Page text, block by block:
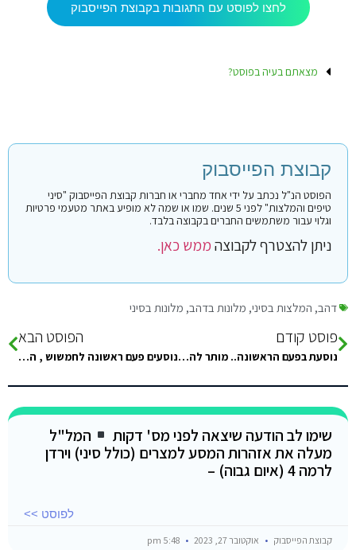
לחצו לפוסט עם התגובות בקבוצת הפייסבוק
מצאתם בעיה בפוסט?
קבוצת הפייסבוק
הפוסט הנ"ל נכתב על ידי אחד מחברי או חברות קבוצת הפייסבוק "סיני
טיפים והמלצות" לפני 5 שנים. שמו או שמה לא מופיע באתר מטעמי פרטיות
וגלוי עבור משתמשים החברים בקבוצה בלבד.
ניתן להצטרף לקבוצהממש כאן.
דהב, המלצות בסיני, מלונות בדהב, מלונות בסיני
פוסט קודם
נוסעת בפעם הראשונה.. מותר להעביר קומקום חשמלי?
הפוסט הבא
נוסעים פעם ראשונה לחמשוש , הציעו למכור לנו 2 אגרות ב500 ש"ח . חשבנו על מלון הילטון טאבה אשמח להמלצות /טיפים /…
שימו לב הודעה שיצאה לפני מס' דקות
המל"ל
מעלה את אזהרות המסע למצרים (כולל סיני) וירדן
לרמה 4 (איום גבוה) –
לפוסט >>
קבוצת הפייסבוק אוקטובר 27, 2023